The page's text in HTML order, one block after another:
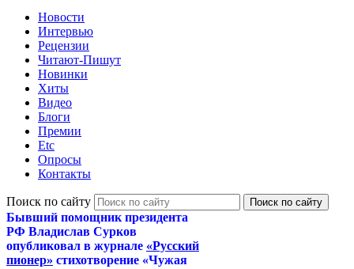
Новости
Интервью
Рецензии
Читают-Пишут
Новинки
Хиты
Видео
Блоги
Премии
Etc
Опросы
Контакты
Поиск по сайту
Бывший помощник президента
РФ Владислав Сурков
опубликовал в журнале «Русский
пионер» стихотворение «Чужая